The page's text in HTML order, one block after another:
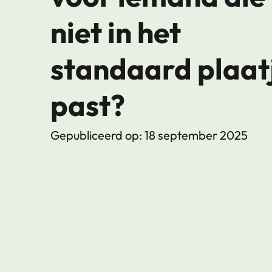
niet in het
standaard
past?
Gepubliceerd op: 18 september 2025